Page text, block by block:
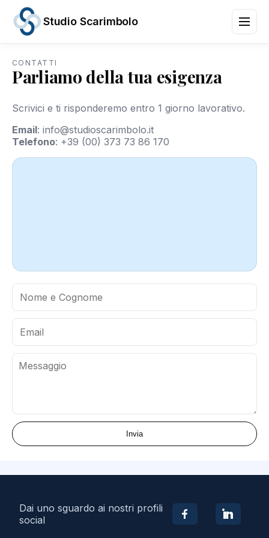
Studio Scarimbolo
Servizi
Attività
News
e
Scadenze
Chi
CONTATTI
Parliamo della tua esigenza
Scrivici e ti risponderemo entro 1 giorno lavorativo.
Email: info@studioscarimbolo.it
Telefono: +39 (00) 373 73 86 170
Invia
Dai uno sguardo ai nostri profili
social